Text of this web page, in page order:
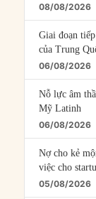
08/08/2026
Giai đoạn
của Trung
06/08/2026
Nỗ lực âm
Mỹ Latinh
06/08/2026
Nợ cho kẻ
việc cho
05/08/2026